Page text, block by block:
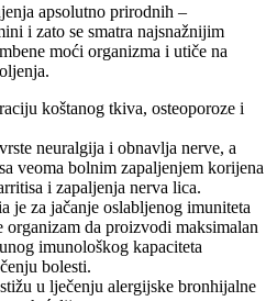
apsolutno prirodnih –
i zato se smatra najsnažnijim
moći organizma i utiče na
koštanog tkiva, osteoporoze i
neuralgija i obnavlja nerve, a
veoma bolnim zapaljenjem korijena
i zapaljenja nerva lica.
je za jačanje oslabljenog imuniteta
da proizvodi maksimalan
imunološkog kapaciteta
bolesti.
u lječenju alergijske bronhijalne